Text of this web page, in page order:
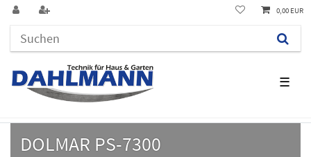
☰
0,00 EUR
DOLMAR PS-7300